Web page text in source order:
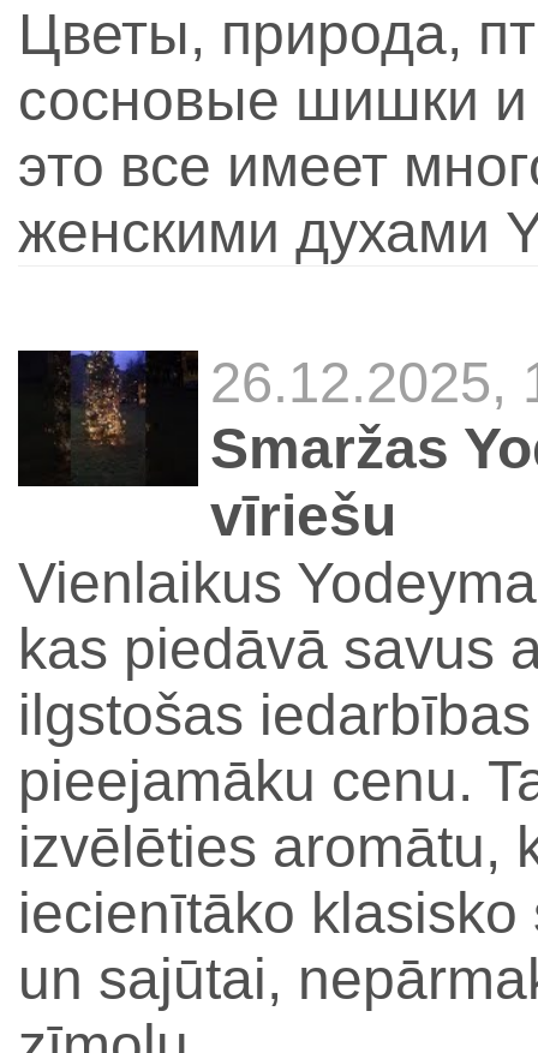
Цветы, природа,
сосновые шишки и
это все имеет
женскими духами
26.12.2025,
Smaržas
vīriešu
Vienlaikus
kas piedāvā savus
ilgstošas
pieejamāku cenu.
izvēlēties aromātu,
iecienītāko
un sajūtai,